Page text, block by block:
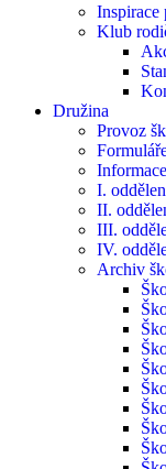
Inspirace
Klub
Družina
Provoz
I.
II.
III.
IV.
Archiv